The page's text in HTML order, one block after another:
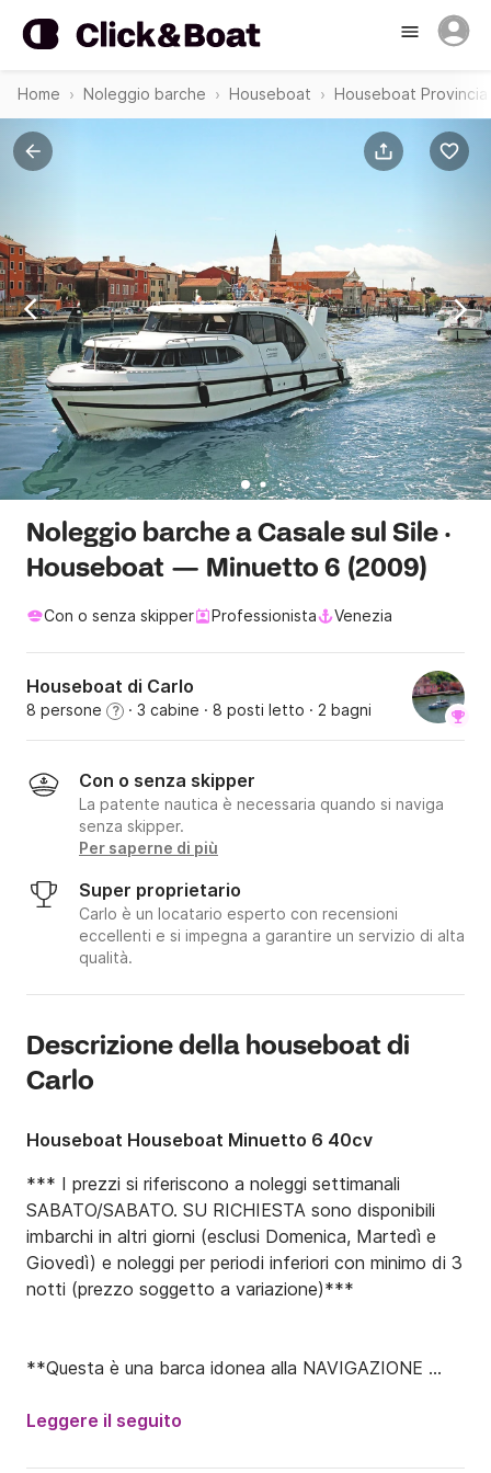
Home Noleggio barche Houseboat Houseboat
Noleggio barche a Casale sul Sile ·
Houseboat — Minuetto 6 (2009)
Con o senza skipper Professionista Venezia
Houseboat di Carlo
8 persone ? · 3 cabine · 8 posti letto · 2 bagni
Con o senza skipper
La patente nautica è necessaria quando si naviga
senza skipper.
Per saperne di più
Super proprietario
Carlo è un locatario esperto con recensioni
eccellenti e si impegna a garantire un servizio di alta
qualità.
Descrizione della houseboat di
Carlo
Houseboat Houseboat Minuetto 6 40cv
*** I prezzi si riferiscono a noleggi settimanali
SABATO/SABATO. SU RICHIESTA sono disponibili
imbarchi in altri giorni (esclusi Domenica, Martedì e
Giovedì) e noleggi per periodi inferiori con minimo di 3
notti (prezzo soggetto a variazione)***
**Questa è una barca idonea alla NAVIGAZIONE
Leggere il seguito